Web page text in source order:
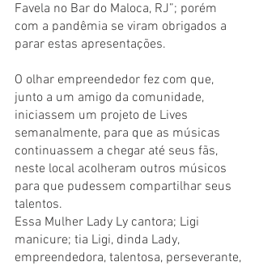
Favela no Bar do Maloca, RJ”; porém
com a pandêmia se viram obrigados a
parar estas apresentações.
O olhar empreendedor fez com que,
junto a um amigo da comunidade,
iniciassem um projeto de Lives
semanalmente, para que as músicas
continuassem a chegar até seus fãs,
neste local acolheram outros músicos
para que pudessem compartilhar seus
talentos.
Essa Mulher Lady Ly cantora; Ligi
manicure; tia Ligi, dinda Lady,
empreendedora, talentosa, perseverante,